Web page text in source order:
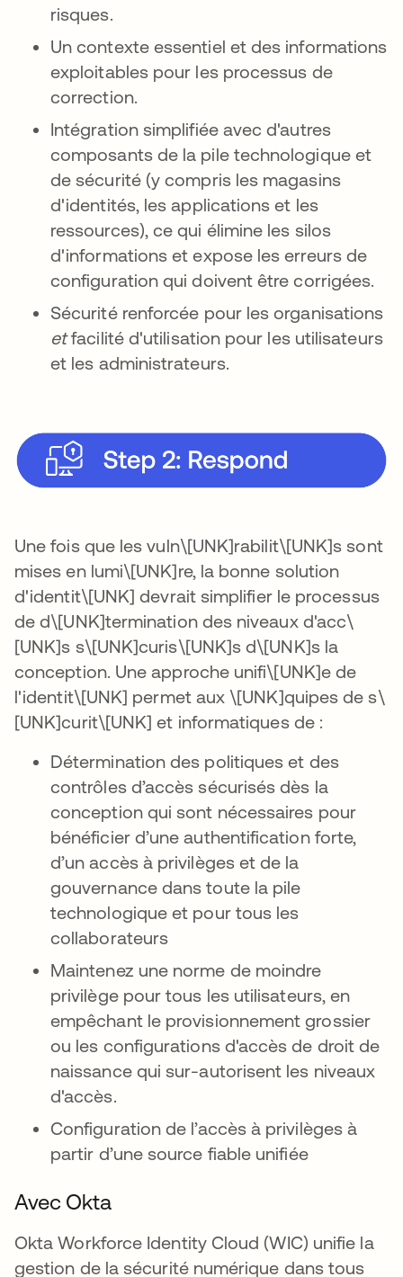
risques.
Un contexte essentiel et des informations
exploitables pour les processus de
correction.
Intégration simplifiée avec d'autres
composants de la pile technologique et
de sécurité (y compris les magasins
d'identités, les applications et les
ressources), ce qui élimine les silos
d'informations et expose les erreurs de
configuration qui doivent être corrigées.
Sécurité renforcée pour les organisations
etfacilité d'utilisation pour les utilisateurs
et les administrateurs.
Une fois que les vuln\[UNK]rabilit\[UNK]s sont
mises en lumi\[UNK]re, la bonne solution
d'identit\[UNK] devrait simplifier le processus
de d\[UNK]termination des niveaux d'acc\
[UNK]s s\[UNK]curis\[UNK]s d\[UNK]s la
conception. Une approche unifi\[UNK]e de
l'identit\[UNK] permet aux \[UNK]quipes de s\
[UNK]curit\[UNK] et informatiques de :
Détermination des politiques et des
contrôles d’accès sécurisés dès la
conception qui sont nécessaires pour
bénéficier d’une authentification forte,
d’un accès à privilèges et de la
gouvernance dans toute la pile
technologique et pour tous les
collaborateurs
Maintenez une norme de moindre
privilège pour tous les utilisateurs, en
empêchant le provisionnement grossier
ou les configurations d'accès de droit de
naissance qui sur-autorisent les niveaux
d'accès.
Configuration de l’accès à privilèges à
partir d’une source fiable unifiée
Avec Okta
Okta Workforce Identity Cloud (WIC) unifie la
gestion de la sécurité numérique dans tous